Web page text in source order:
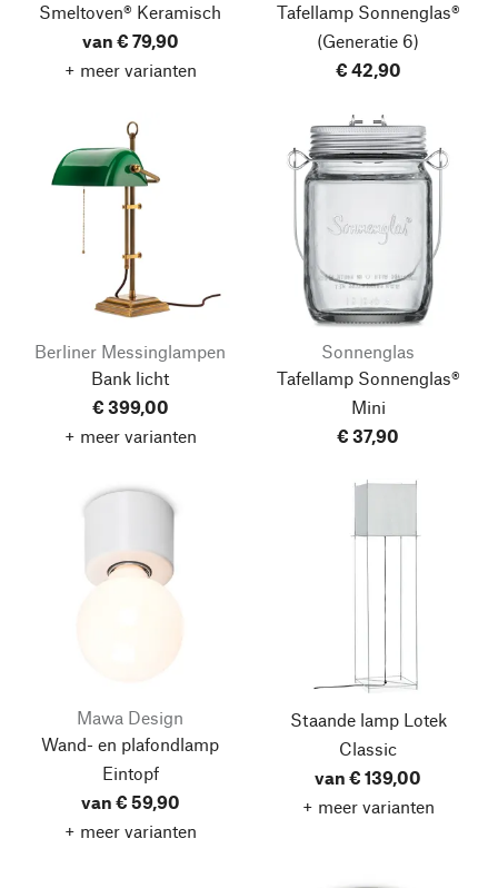
Smeltoven® Keramisch
van € 79,90
+ meer varianten
Tafellamp Sonnenglas®
(Generatie 6)
€ 42,90
Berliner Messinglampen
Bank licht
€ 399,00
+ meer varianten
Sonnenglas
Tafellamp Sonnenglas®
Mini
€ 37,90
Mawa Design
Wand- en plafondlamp
Eintopf
van € 59,90
+ meer varianten
Staande lamp Lotek
Classic
van € 139,00
+ meer varianten